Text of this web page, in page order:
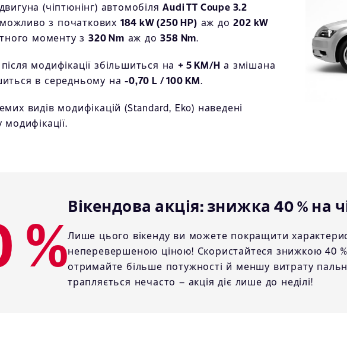
(чіптюнінг) автомобіляAudi TT Coupe 3.2
можливо з початкових 184 kW (250 HP) аж до202 kW
моменту з320 Nm аж до358 Nm.
модифікації збільшиться на + 5 KM/H а змішана
в середньому на-0,70 L / 100 KM.
видів модифікацій (Standard, Eko) наведені
Вікендова акція: знижка 40 % на
Лише цього вікенду ви можете покращити
неперевершеною ціною! Скористайтеся знижкою 40 %
отримайте більше потужності й меншу витрату
трапляється нечасто – акція діє лише до неділі!